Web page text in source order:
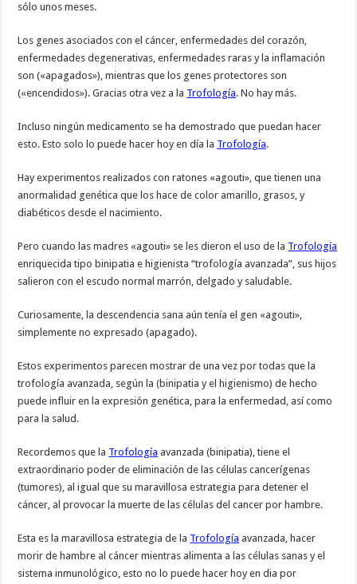
sólo unos meses.
Los genes asociados con el cáncer, enfermedades del corazón,
enfermedades degenerativas, enfermedades raras y la inflamación
son («apagados»), mientras que los genes protectores son
(«encendidos»). Gracias otra vez a la Trofología. No hay más.
Incluso ningún medicamento se ha demostrado que puedan hacer
esto. Esto solo lo puede hacer hoy en día la Trofología.
Hay experimentos realizados con ratones «agouti», que tienen una
anormalidad genética que los hace de color amarillo, grasos, y
diabéticos desde el nacimiento.
Pero cuando las madres «agouti» se les dieron el uso de la Trofología
enriquecida tipo binipatia e higienista “trofología avanzada”, sus hijos
salieron con el escudo normal marrón, delgado y saludable.
Curiosamente, la descendencia sana aún tenía el gen «agouti»,
simplemente no expresado (apagado).
Estos experimentos parecen mostrar de una vez por todas que la
trofología avanzada, según la (binipatia y el higienismo) de hecho
puede influir en la expresión genética, para la enfermedad, así como
para la salud.
Recordemos que la Trofología avanzada (binipatia), tiene el
extraordinario poder de eliminación de las células cancerígenas
(tumores), al igual que su maravillosa estrategia para detener el
cáncer, al provocar la muerte de las células del cancer por hambre.
Esta es la maravillosa estrategia de la Trofología avanzada, hacer
morir de hambre al cáncer mientras alimenta a las células sanas y el
sistema inmunológico, esto no lo puede hacer hoy en dia por